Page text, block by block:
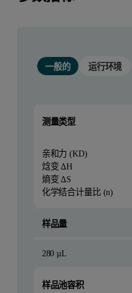
一般的 运行环境
测量类型
亲和力 (KD)
焓变 ∆H
熵变 ∆S
化学结合计量比 (n)
样品量
280 µL
样品池容积